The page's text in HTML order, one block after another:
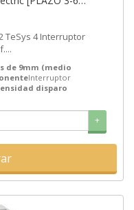
de 9mm (medio
Interruptor
disparo
+